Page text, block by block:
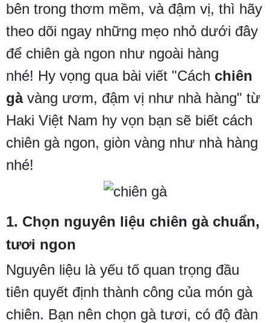
bên trong thơm mềm, và đậm vị, thì hãy
theo dõi ngay những mẹo nhỏ dưới đây
để chiên gà ngon như ngoài hàng
nhé! Hy vọng qua bài viết "Cách chiên
gà vàng ươm, đậm vị như nhà hàng" từ
Haki Việt Nam hy vọn bạn sẽ biết cách
chiên gà ngon, giòn vàng như nhà hàng
nhé!
1. Chọn nguyên liệu chiên gà chuẩn,
tươi ngon
Nguyên liệu là yếu tố quan trọng đầu
tiên quyết định thành công của món gà
chiên. Bạn nên chọn gà tươi, có độ đàn